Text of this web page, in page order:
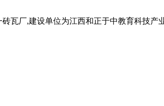
瓦厂,建设单位为江西和正于中教育科技产